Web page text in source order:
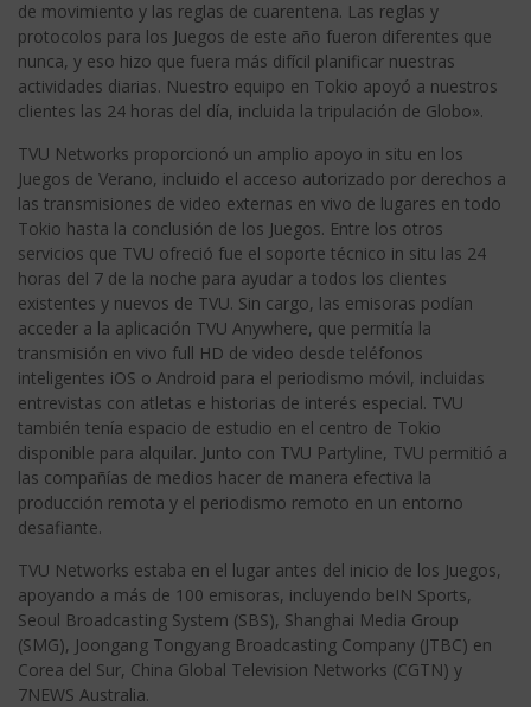
de movimiento y las reglas de cuarentena. Las reglas y
protocolos para los Juegos de este año fueron diferentes que
nunca, y eso hizo que fuera más difícil planificar nuestras
actividades diarias. Nuestro equipo en Tokio apoyó a nuestros
clientes las 24 horas del día, incluida la tripulación de Globo».
TVU Networks proporcionó un amplio apoyo in situ en los
Juegos de Verano, incluido el acceso autorizado por derechos a
las transmisiones de video externas en vivo de lugares en todo
Tokio hasta la conclusión de los Juegos. Entre los otros
servicios que TVU ofreció fue el soporte técnico in situ las 24
horas del 7 de la noche para ayudar a todos los clientes
existentes y nuevos de TVU. Sin cargo, las emisoras podían
acceder a la aplicación TVU Anywhere, que permitía la
transmisión en vivo full HD de video desde teléfonos
inteligentes iOS o Android para el periodismo móvil, incluidas
entrevistas con atletas e historias de interés especial. TVU
también tenía espacio de estudio en el centro de Tokio
disponible para alquilar. Junto con TVU Partyline, TVU permitió a
las compañías de medios hacer de manera efectiva la
producción remota y el periodismo remoto en un entorno
desafiante.
TVU Networks estaba en el lugar antes del inicio de los Juegos,
apoyando a más de 100 emisoras, incluyendo beIN Sports,
Seoul Broadcasting System (SBS), Shanghai Media Group
(SMG), Joongang Tongyang Broadcasting Company (JTBC) en
Corea del Sur, China Global Television Networks (CGTN) y
7NEWS Australia.